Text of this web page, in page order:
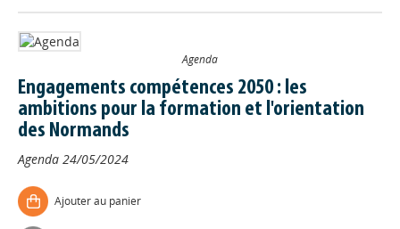
Agenda
Engagements compétences 2050 : les
ambitions pour la formation et l'orientation
des Normands
Agenda 24/05/2024
Ajouter au panier